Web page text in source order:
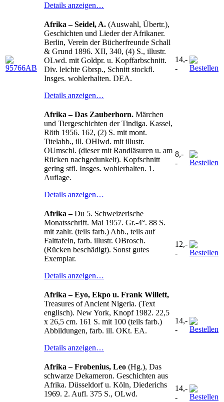
Details anzeigen…
Afrika – Seidel, A. (Auswahl, Übertr.),
Geschichten und Lieder der Afrikaner.
Berlin, Verein der Bücherfreunde Schall
& Grund 1896. XII, 340, (4) S., illustr.
OLwd. mit Goldpr. u. Kopffarbschnitt.
Div. leichte Gbrsp., Schnitt stockfl.
Insges. wohlerhalten. DEA.
Details anzeigen…
14,-
-
Afrika – Das Zauberhorn. Märchen
und Tiergeschichten der Tindiga. Kassel,
Röth 1956. 162, (2) S. mit mont.
Titelabb., ill. OHlwd. mit illustr.
OUmschl. (dieser mit Randläsuren u. am
Rücken nachgedunkelt). Kopfschnitt
gering stfl. Insges. wohlerhalten. 1.
Auflage.
Details anzeigen…
8,-
-
Afrika –Du 5. Schweizerische
Monatsschrift. Mai 1957. Gr.-4°. 88 S.
mit zahlr. (teils farb.) Abb., teils auf
Falttafeln, farb. illustr. OBrosch.
(Rücken beschädigt). Sonst gutes
Exemplar.
Details anzeigen…
12,-
-
Afrika – Eyo, Ekpo u. Frank Willett,
Treasures of Ancient Nigeria. (Text
englisch). New York, Knopf 1982. 22,5
x 26,5 cm. 161 S. mit 100 (teils farb.)
Abbildungen, farb. ill. OKt. EA.
Details anzeigen…
14,-
-
Afrika – Frobenius, Leo (Hg.), Das
schwarze Dekameron. Geschichten aus
Afrika. Düsseldorf u. Köln, Diederichs
1969. 2. Aufl. 375 S., OLwd.
14,-
-